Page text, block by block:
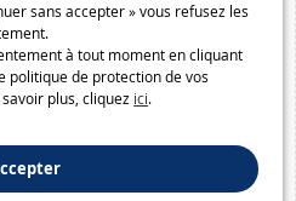
sans accepter » vous refusez les
à tout moment en cliquant
politique de protection de vos
plus, cliquez ici.